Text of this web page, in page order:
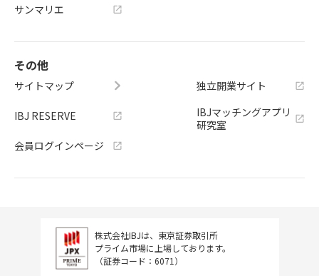
サンマリエ
その他
サイトマップ
IBJ RESERVE
会員ログインページ
独立開業サイト
IBJマッチングアプリ
研究室
株式会社IBJは、東京証券取引所
プライム市場に上場しております。
（証券コード：6071）